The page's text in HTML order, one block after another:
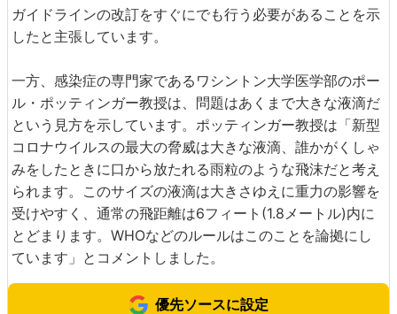
ガイドラインの改訂をすぐにでも行う必要があることを示
したと主張しています。
一方、感染症の専門家であるワシントン大学医学部のポー
ル・ポッティンガー教授は、問題はあくまで大きな液滴だ
という見方を示しています。ポッティンガー教授は「新型
コロナウイルスの最大の脅威は大きな液滴、誰かがくしゃ
みをしたときに口から放たれる雨粒のような飛沫だと考え
られます。このサイズの液滴は大きさゆえに重力の影響を
受けやすく、通常の飛距離は6フィート(1.8メートル)内に
とどまります。WHOなどのルールはこのことを論拠にし
ています」とコメントしました。
優先ソースに設定